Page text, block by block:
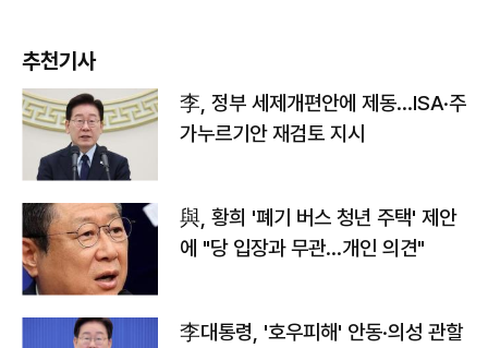
추천기사
李, 정부 세제개편안에 제동…ISA·주
가누르기안 재검토 지시
與, 황희 '폐기 버스 청년 주택' 제안
에 "당 입장과 무관…개인 의견"
李대통령, '호우피해' 안동·의성 관할